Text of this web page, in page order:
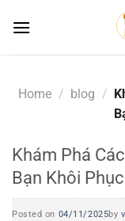
Home / blog /
Khám Phá
Bạn Khôi
Posted on 04/11/2025by